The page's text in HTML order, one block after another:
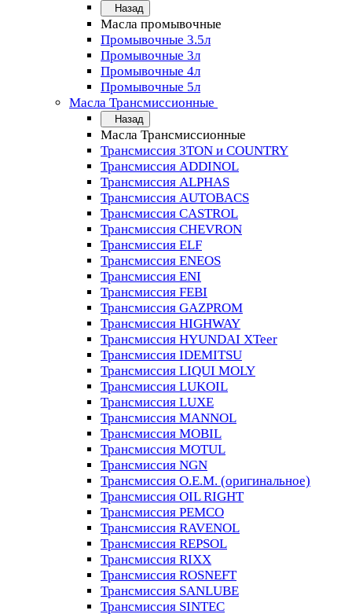
Назад
Масла промывочные
Промывочные 3.5л
Промывочные 3л
Промывочные 4л
Промывочные 5л
Масла Трансмиссионные
Назад
Масла Трансмиссионные
Трансмиссия 3TON и COUNTRY
Трансмиссия ADDINOL
Трансмиссия ALPHAS
Трансмиссия AUTOBACS
Трансмиссия CASTROL
Трансмиссия CHEVRON
Трансмиссия ELF
Трансмиссия ENEOS
Трансмиссия ENI
Трансмиссия FEBI
Трансмиссия GAZPROM
Трансмиссия HIGHWAY
Трансмиссия HYUNDAI XTeer
Трансмиссия IDEMITSU
Трансмиссия LIQUI MOLY
Трансмиссия LUKOIL
Трансмиссия LUXE
Трансмиссия MANNOL
Трансмиссия MOBIL
Трансмиссия MOTUL
Трансмиссия NGN
Трансмиссия O.E.M. (оригинальное)
Трансмиссия OIL RIGHT
Трансмиссия PEMCO
Трансмиссия RAVENOL
Трансмиссия REPSOL
Трансмиссия RIXX
Трансмиссия ROSNEFT
Трансмиссия SANLUBE
Трансмиссия SINTEC